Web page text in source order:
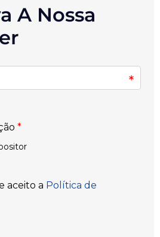
A Nossa